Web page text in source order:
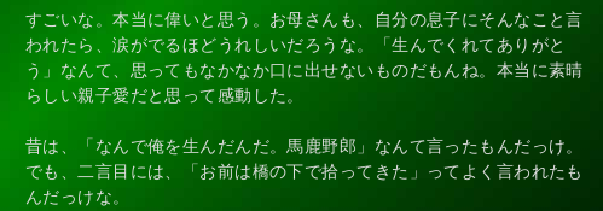
すごいな。本当に偉いと思う。お母さんも、自分の息子にそんなこと言
われたら、涙がでるほどうれしいだろうな。「生んでくれてありがと
う」なんて、思ってもなかなか口に出せないものだもんね。本当に素晴
らしい親子愛だと思って感動した。
昔は、「なんで俺を生んだんだ。馬鹿野郎」なんて言ったもんだっけ。
でも、二言目には、「お前は橋の下で拾ってきた」ってよく言われたも
んだっけな。